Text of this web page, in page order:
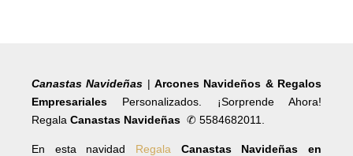
Canastas Navideñas |Arcones Navideños & Regalos
Empresariales Personalizados. ¡Sorprende Ahora!
Regala Canastas Navideñas ✆ 5584682011.
En esta navidad Regala Canastas Navideñas en